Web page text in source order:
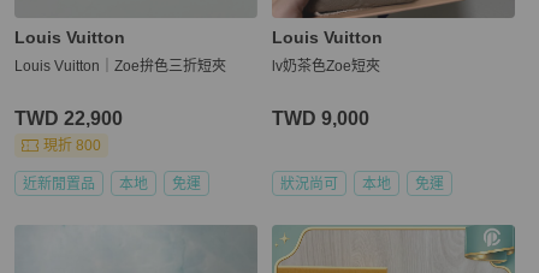
Louis Vuitton
Louis Vuitton｜Zoe拚色三折短夾
TWD 22,900
現折 800
近新閒置品 本地 免運
Louis Vuitton
lv奶茶色Zoe短夾
TWD 9,000
狀況尚可 本地 免運